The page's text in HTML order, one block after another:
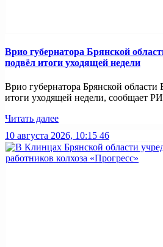
Врио губернатора Брянской
подвёл итоги уходящей недели
Врио губернатора Брянской области
итоги уходящей недели, сообщает
Читать далее
10 августа 2026, 10:15 46